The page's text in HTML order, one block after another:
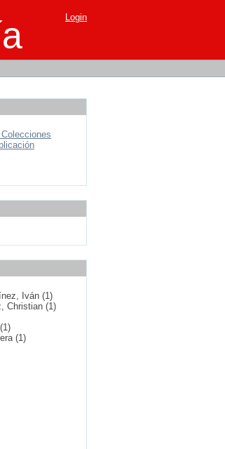
Login
Iván (1)
Christian (1)
(1)